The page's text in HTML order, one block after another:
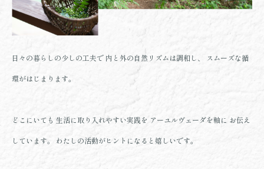
日々の暮らしの少しの工夫で 内と外の自然リズムは調和し、 スムーズな循
環がはじまります。
どこにいても 生活に取り入れやすい実践を アーユルヴェーダを軸に お伝え
しています。 わたしの活動がヒントになると嬉しいです。